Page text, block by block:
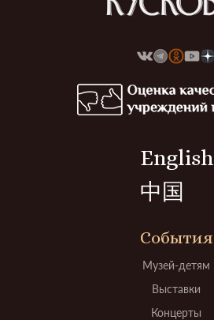
English
中国
События
Музей-детям
Выставки
Концерты